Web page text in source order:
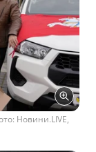
Новини.LIVE,